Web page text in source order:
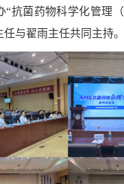
“抗菌药物科学化管理 （
与翟雨主任共同主持。